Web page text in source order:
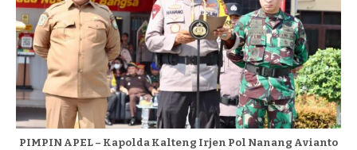
PIMPIN APEL – Kapolda Kalteng Irjen Pol Nanang Avianto